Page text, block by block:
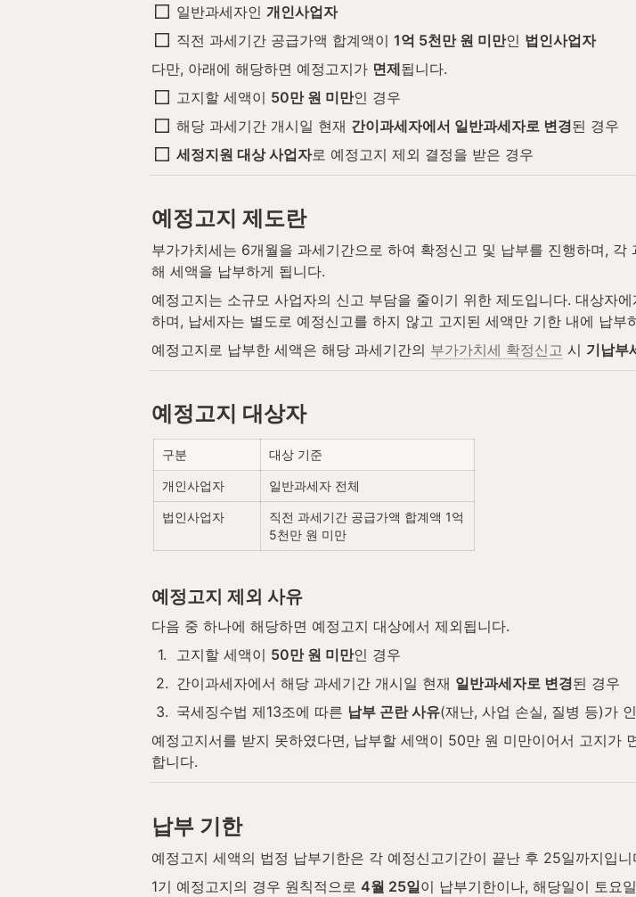
일반과세자인 개인사업자
직전 과세기간 공급가액 합계액이 1억 5천만 원 미만인 법인사업자
다만, 아래에 해당하면 예정고지가 면제됩니다.
고지할 세액이 50만 원 미만인 경우
해당 과세기간 개시일 현재 간이과세자에서 일반과세자로 변경된 경우
세정지원 대상 사업자로 예정고지 제외 결정을 받은 경우
예정고지 제도란
부가가치세는 6개월을 과세기간으로 하여 확정신고 및 납부를 진행하며,
해 세액을 납부하게 됩니다.
예정고지는 소규모 사업자의 신고 부담을 줄이기 위한 제도입니다. 대상자에
하며, 납세자는 별도로 예정신고를 하지 않고 고지된 세액만 기한 내에 납부
예정고지로 납부한 세액은 해당 과세기간의 부가가치세 확정신고 시 기납부
예정고지 대상자
구분 대상 기준
개인사업자 일반과세자 전체
법인사업자
직전 과세기간 공급가액 합계액 1억
5천만 원 미만
예정고지 제외 사유
다음 중 하나에 해당하면 예정고지 대상에서 제외됩니다.
1. 고지할 세액이 50만 원 미만인 경우
2. 간이과세자에서 해당 과세기간 개시일 현재 일반과세자로 변경된 경우
3. 국세징수법 제13조에 따른 납부 곤란 사유(재난, 사업 손실, 질병 등)가
예정고지서를 받지 못하였다면, 납부할 세액이 50만 원 미만이어서 고지가
합니다.
납부 기한
예정고지 세액의 법정 납부기한은 각 예정신고기간이 끝난 후 25일까지입니
1기 예정고지의 경우 원칙적으로 4월 25일이 납부기한이나, 해당일이 토요